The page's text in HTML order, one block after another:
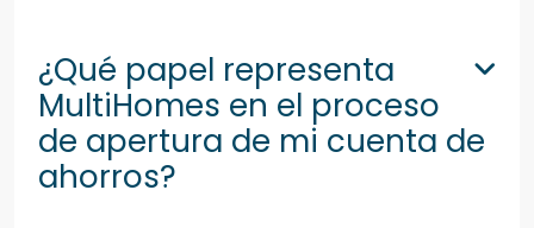
¿Qué papel representa
MultiHomes en el proceso
de apertura de mi cuenta de
ahorros?